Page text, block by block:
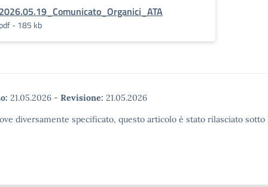
2026.05.19_Comunicato_Organici_ATA
pdf - 185 kb
21.05.2026 - Revisione: 21.05.2026
diversamente specificato, questo articolo è stato rilasciato